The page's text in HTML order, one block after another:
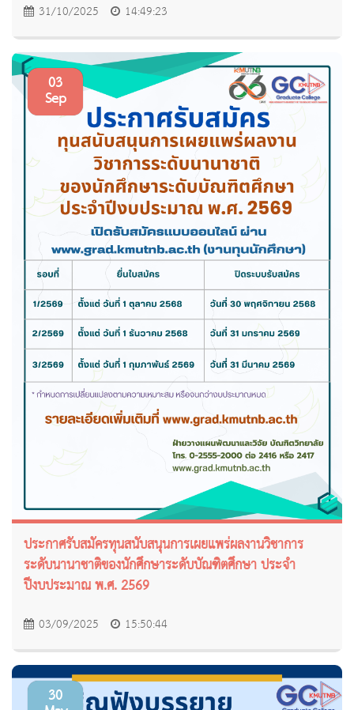
31/10/2025 14:49:23
03
Sep
ประกาศรับสมัครทุนสนับสนุนการเผยแพร่ผลงานวิชาการ
ระดับนานาชาติของนักศึกษาระดับบัณฑิตศึกษา ประจำ
ปีงบประมาณ พ.ศ. 2569
03/09/2025 15:50:44
30